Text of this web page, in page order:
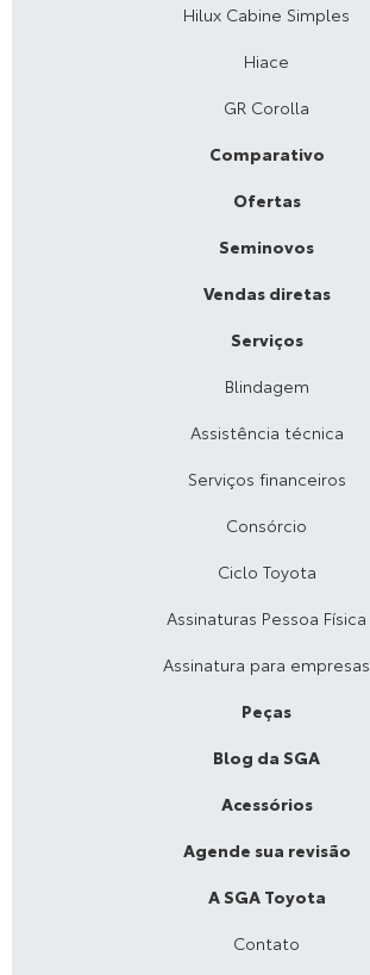
Hilux Cabine Simples
Hiace
GR Corolla
Comparativo
Ofertas
Seminovos
Vendas diretas
Serviços
Blindagem
Assistência técnica
Serviços financeiros
Consórcio
Ciclo Toyota
Assinaturas Pessoa Física
Assinatura para empresas
Peças
Blog da SGA
Acessórios
Agende sua revisão
A SGA Toyota
Contato